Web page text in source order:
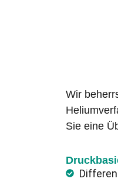
Wir
Sie eine